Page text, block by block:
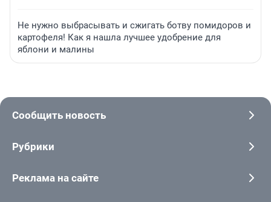
Не нужно выбрасывать и сжигать ботву помидоров и
картофеля! Как я нашла лучшее удобрение для
яблони и малины
Сообщить новость
Рубрики
Реклама на сайте